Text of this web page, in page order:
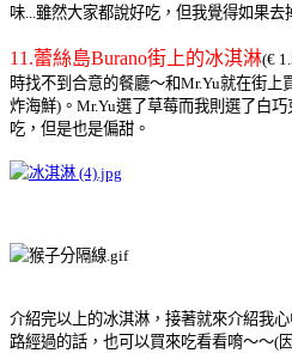
味...雖然大家都說好吃，但我覺得如果去
11.蕾絲島Burano街上的冰淇淋(€
時找不到合意的餐廳～和Mr.Yu就在街
炸海鮮)。Mr.Yu選了草莓而我則選了白
吃，但是也是偏甜。
介紹完以上的冰淇淋，接著就來介紹我
路經過的話，也可以買來吃看看唷～～(